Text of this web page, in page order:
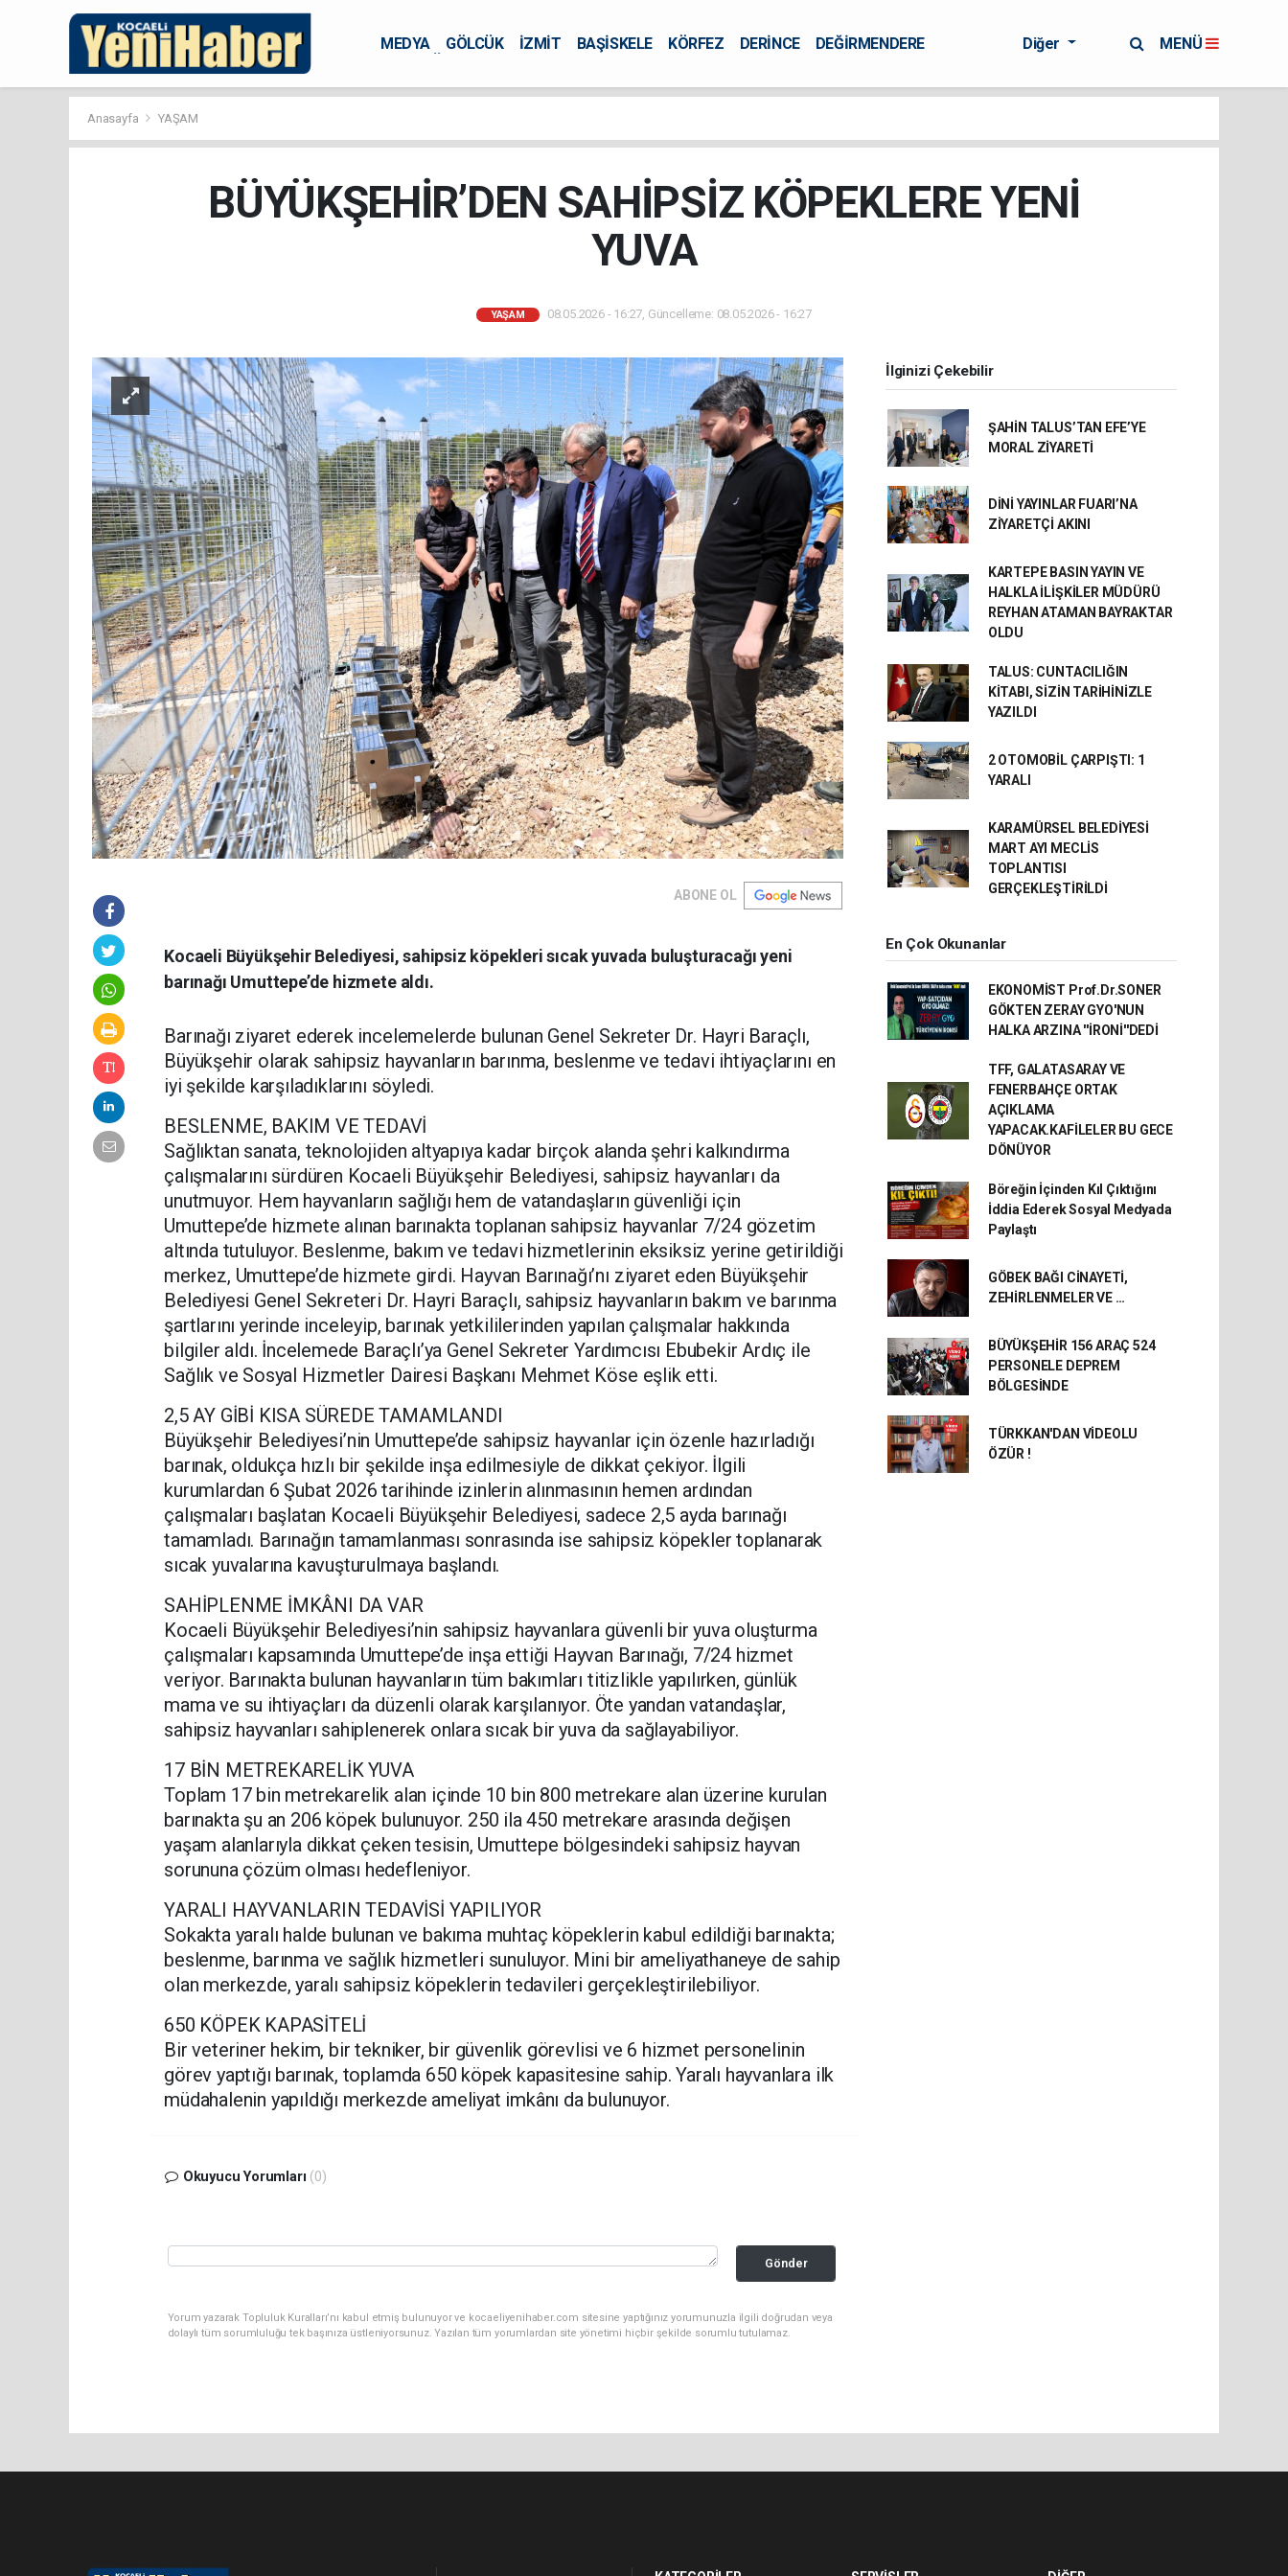
MEDYA GÖLCÜK İZMİT BAŞİSKELE KÖRFEZ DERİNCE
DEĞİRMENDERE
Diğer MENÜ
Anasayfa YAŞAM
BÜYÜKŞEHİR’DEN SAHİPSİZ KÖPEKLERE YENİ
YUVA
YAŞAM 08.05.2026 - 16:27, Güncelleme: 08.05.2026 - 16:27
ABONE OL
Kocaeli Büyükşehir Belediyesi, sahipsiz köpekleri sıcak yuvada buluşturacağı yeni
barınağı Umuttepe’de hizmete aldı.
Barınağı ziyaret ederek incelemelerde bulunan Genel Sekreter Dr. Hayri Baraçlı,
Büyükşehir olarak sahipsiz hayvanların barınma, beslenme ve tedavi ihtiyaçlarını en
iyi şekilde karşıladıklarını söyledi.
BESLENME, BAKIM VE TEDAVİ
Sağlıktan sanata, teknolojiden altyapıya kadar birçok alanda şehri kalkındırma
çalışmalarını sürdüren Kocaeli Büyükşehir Belediyesi, sahipsiz hayvanları da
unutmuyor. Hem hayvanların sağlığı hem de vatandaşların güvenliği için
Umuttepe’de hizmete alınan barınakta toplanan sahipsiz hayvanlar 7/24 gözetim
altında tutuluyor. Beslenme, bakım ve tedavi hizmetlerinin eksiksiz yerine getirildiği
merkez, Umuttepe’de hizmete girdi. Hayvan Barınağı’nı ziyaret eden Büyükşehir
Belediyesi Genel Sekreteri Dr. Hayri Baraçlı, sahipsiz hayvanların bakım ve barınma
şartlarını yerinde inceleyip, barınak yetkililerinden yapılan çalışmalar hakkında
bilgiler aldı. İncelemede Baraçlı’ya Genel Sekreter Yardımcısı Ebubekir Ardıç ile
Sağlık ve Sosyal Hizmetler Dairesi Başkanı Mehmet Köse eşlik etti.
2,5 AY GİBİ KISA SÜREDE TAMAMLANDI
Büyükşehir Belediyesi’nin Umuttepe’de sahipsiz hayvanlar için özenle hazırladığı
barınak, oldukça hızlı bir şekilde inşa edilmesiyle de dikkat çekiyor. İlgili
kurumlardan 6 Şubat 2026 tarihinde izinlerin alınmasının hemen ardından
çalışmaları başlatan Kocaeli Büyükşehir Belediyesi, sadece 2,5 ayda barınağı
tamamladı. Barınağın tamamlanması sonrasında ise sahipsiz köpekler toplanarak
sıcak yuvalarına kavuşturulmaya başlandı.
SAHİPLENME İMKÂNI DA VAR
Kocaeli Büyükşehir Belediyesi’nin sahipsiz hayvanlara güvenli bir yuva oluşturma
çalışmaları kapsamında Umuttepe’de inşa ettiği Hayvan Barınağı, 7/24 hizmet
veriyor. Barınakta bulunan hayvanların tüm bakımları titizlikle yapılırken, günlük
mama ve su ihtiyaçları da düzenli olarak karşılanıyor. Öte yandan vatandaşlar,
sahipsiz hayvanları sahiplenerek onlara sıcak bir yuva da sağlayabiliyor.
17 BİN METREKARELİK YUVA
Toplam 17 bin metrekarelik alan içinde 10 bin 800 metrekare alan üzerine kurulan
barınakta şu an 206 köpek bulunuyor. 250 ila 450 metrekare arasında değişen
yaşam alanlarıyla dikkat çeken tesisin, Umuttepe bölgesindeki sahipsiz hayvan
sorununa çözüm olması hedefleniyor.
YARALI HAYVANLARIN TEDAVİSİ YAPILIYOR
Sokakta yaralı halde bulunan ve bakıma muhtaç köpeklerin kabul edildiği barınakta;
beslenme, barınma ve sağlık hizmetleri sunuluyor. Mini bir ameliyathaneye de sahip
olan merkezde, yaralı sahipsiz köpeklerin tedavileri gerçekleştirilebiliyor.
650 KÖPEK KAPASİTELİ
Bir veteriner hekim, bir tekniker, bir güvenlik görevlisi ve 6 hizmet personelinin
görev yaptığı barınak, toplamda 650 köpek kapasitesine sahip. Yaralı hayvanlara ilk
müdahalenin yapıldığı merkezde ameliyat imkânı da bulunuyor.
Okuyucu Yorumları (0)
Gönder
Yorum yazarak Topluluk Kuralları’nı kabul etmiş bulunuyor ve kocaeliyenihaber.com sitesine yaptığınız yorumunuzla ilgili doğrudan veya
dolaylı tüm sorumluluğu tek başınıza üstleniyorsunuz. Yazılan tüm yorumlardan site yönetimi hiçbir şekilde sorumlu tutulamaz.
İlginizi Çekebilir
ŞAHİN TALUS’TAN EFE’YE
MORAL ZİYARETİ
DİNİ YAYINLAR FUARI’NA
ZİYARETÇİ AKINI
KARTEPE BASIN YAYIN VE
HALKLA İLİŞKİLER MÜDÜRÜ
REYHAN ATAMAN BAYRAKTAR
OLDU
TALUS: CUNTACILIĞIN
KİTABI, SİZİN TARİHİNİZLE
YAZILDI
2 OTOMOBİL ÇARPIŞTI: 1
YARALI
KARAMÜRSEL BELEDİYESİ
MART AYI MECLİS
TOPLANTISI
GERÇEKLEŞTİRİLDİ
En Çok Okunanlar
EKONOMİST Prof.Dr.SONER
GÖKTEN ZERAY GYO'NUN
HALKA ARZINA ''İRONİ''DEDİ
TFF, GALATASARAY VE
FENERBAHÇE ORTAK
AÇIKLAMA
YAPACAK.KAFİLELER BU GECE
DÖNÜYOR
Böreğin İçinden Kıl Çıktığını
İddia Ederek Sosyal Medyada
Paylaştı
GÖBEK BAĞI CİNAYETİ,
ZEHİRLENMELER VE …
BÜYÜKŞEHİR 156 ARAÇ 524
PERSONELE DEPREM
BÖLGESİNDE
TÜRKKAN'DAN VİDEOLU
ÖZÜR !